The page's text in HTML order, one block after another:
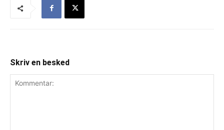
Skriv en besked